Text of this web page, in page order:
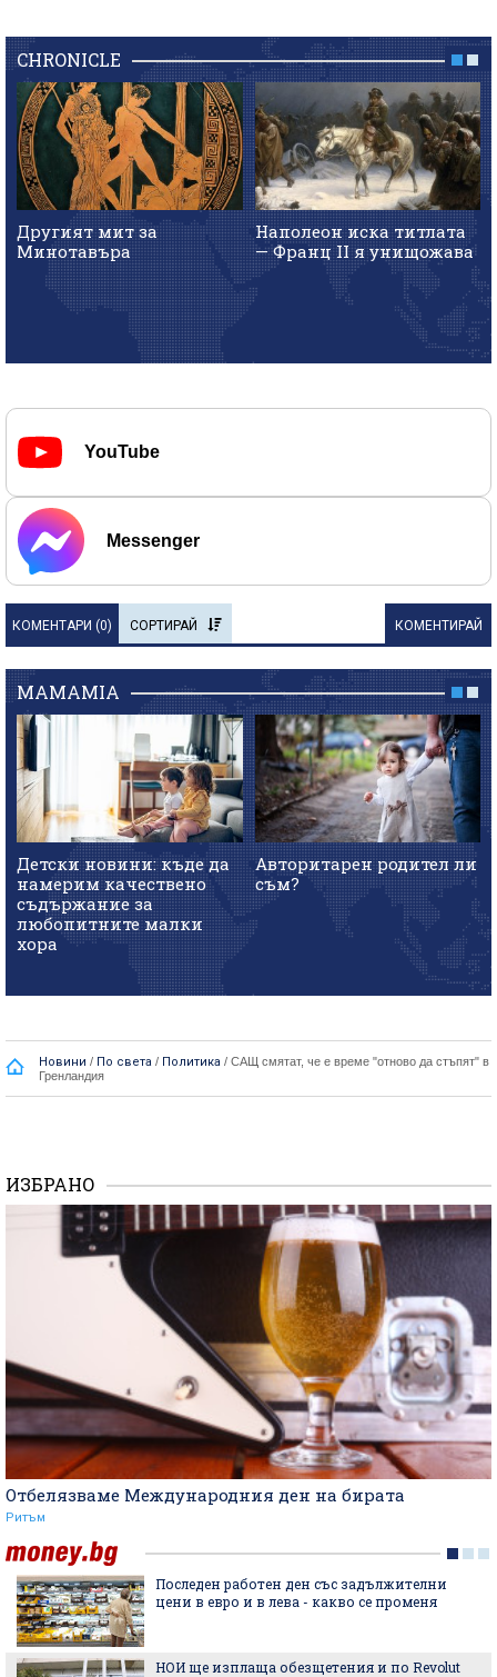
CHRONICLE
Другият мит за
Минотавъра
Наполеон иска титлата
— Франц II я унищожава
YouTube
Messenger
КОМЕНТАРИ (0) СОРТИРАЙ КОМЕНТИРАЙ
MAMAMIA
Детски новини: къде да
намерим качествено
съдържание за
любопитните малки
хора
Авторитарен родител ли
съм?
Новини / По света / Политика / САЩ смятат, че е време "отново да стъпят" в
Гренландия
ИЗБРАНО
Отбелязваме Международния ден на бирата
Ритъм
Последен работен ден със задължителни
цени в евро и в лева - какво се променя
НОИ ще изплаща обезщетения и по Revolut